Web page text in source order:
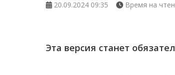
20.09.2024 09:35 Время на
Эта версия станет